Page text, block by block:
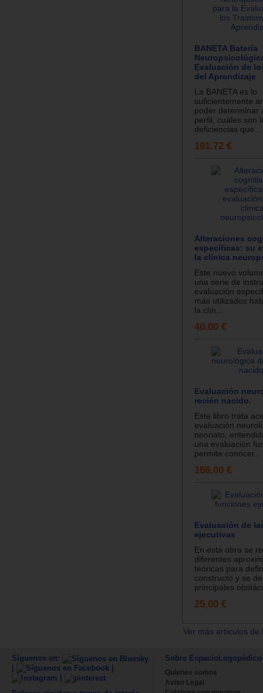
BANETA Batería
Evaluación de
del Aprendizaje
La BANETA es lo
suficientemente
poder determinar
perfil, cuáles son
deficiencias que...
191.72 €
Alteraciones
específicas: su
la clínica
Este nuevo
una serie de
evaluación
más utilizados
la clín...
40.00 €
Evaluación
recién nacido.
Este libro trata
evaluación
neonato,
una evaluación
permite conocer...
166.00 €
Evaluación de
ejecutivas
En esta obra se
diferentes
teóricas para
constructo y se
principales
25.00 €
Ver más artículos
Síguenos en:
|
|
Sobre EspacioLogopédico
Quienes somos
Aviso Legal